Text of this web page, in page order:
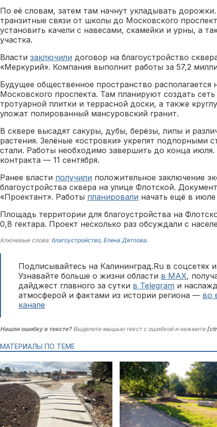
По её словам, затем там начнут укладывать
транзитные связи от школы до Московского
установить качели с навесами, скамейки и урны, а
участка.
Власти заключили договор на благоустройство
«Меркурий». Компания выполнит работы за 57,2
Будущее общественное пространство располагается
Московского проспекта. Там планируют создать
тротуарной плитки и террасной доски, а также
уложат полированный мансуровский гранит.
В сквере высадят сакуры, дубы, берёзы, липы и
растения. Зелёные «островки» укрепят подпорными
стали. Работы необходимо завершить до конца июля.
контракта — 11 сентября.
Ранее власти получили положительное заключение
благоустройства сквера на улице Флотской.
«Проектант». Работы планировали начать ещё в июле
Площадь территории для благоустройства на
0,8 гектара. Проект несколько раз обсуждали с
Ключевые слова: благоустройство, Елена Дятлова.
Подписывайтесь на Калининград.Ru в соцсетях
Узнавайте больше о жизни области в MAX,
дайджест главного за сутки в Telegram и
атмосферой и фактами из истории региона — во
канале
Нашли ошибку в тексте?Выделите мышью текст с ошибкой и нажмите
МАТЕРИАЛЫ ПО ТЕМЕ